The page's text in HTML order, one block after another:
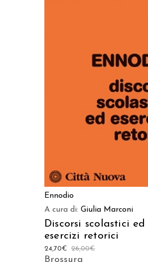
AGGIUNGI AL CARRELLO
Ennodio
A cura di: Giulia Marconi
Discorsi scolastici ed
esercizi retorici
26,00€
24,70€
Brossura